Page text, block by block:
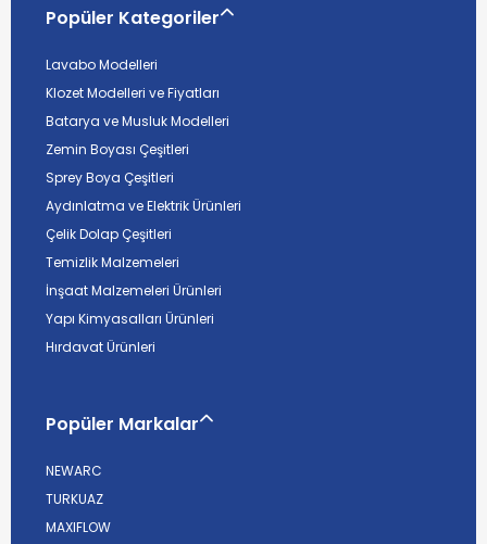
Popüler Kategoriler
Lavabo Modelleri
Klozet Modelleri ve Fiyatları
Batarya ve Musluk Modelleri
Zemin Boyası Çeşitleri
Sprey Boya Çeşitleri
Aydınlatma ve Elektrik Ürünleri
Çelik Dolap Çeşitleri
Temizlik Malzemeleri
İnşaat Malzemeleri Ürünleri
Yapı Kimyasalları Ürünleri
Hırdavat Ürünleri
Popüler Markalar
NEWARC
TURKUAZ
MAXIFLOW